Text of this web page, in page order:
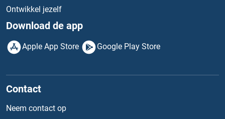
Ontwikkel jezelf
Download de app
Apple App Store Google Play Store
Contact
Neem contact op